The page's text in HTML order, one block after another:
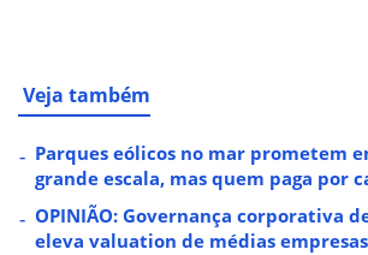
Veja também
Parques eólicos no mar prometem
grande escala, mas quem paga por
OPINIÃO: Governança corporativa
eleva valuation de médias empresas